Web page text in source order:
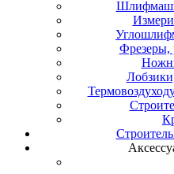
Фрезеры,